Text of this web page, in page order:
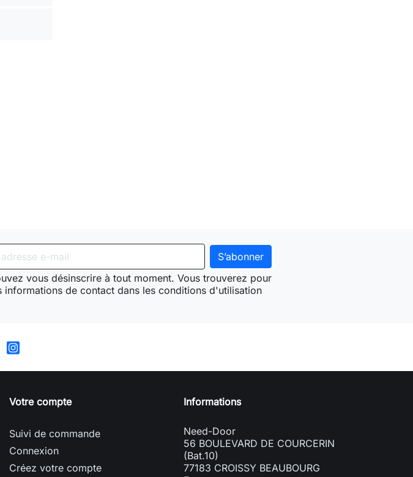
vous désinscrire à tout moment. Vous trouverez pour
informations de contact dans les conditions d'utilisation
Votre compte
Suivi de commande
Connexion
Créez votre compte
Informations
Need-Door
56 BOULEVARD DE COURCERIN
(Bat.10)
77183 CROISSY BEAUBOURG